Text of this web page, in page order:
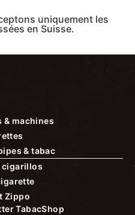
uniquement les
en Suisse.
& machines
& tabac
cigarillos
Zippo
TabacShop